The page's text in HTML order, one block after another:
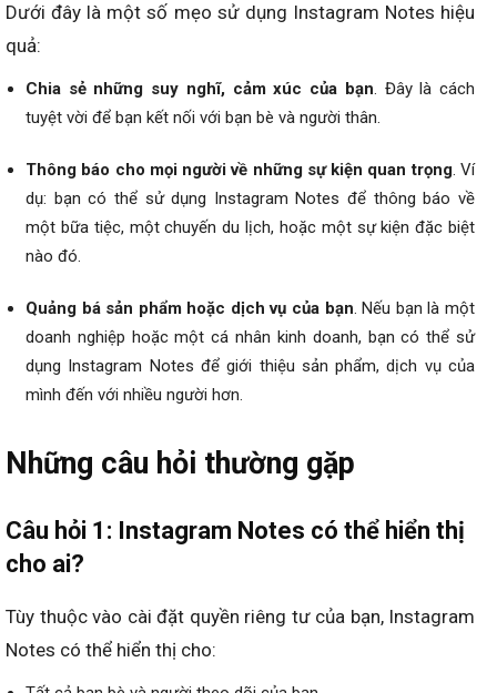
Dưới đây là một số mẹo sử dụng Instagram Notes hiệu
quả:
Chia sẻ những suy nghĩ, cảm xúc của bạn. Đây là cách
tuyệt vời để bạn kết nối với bạn bè và người thân.
Thông báo cho mọi người về những sự kiện quan trọng. Ví
dụ: bạn có thể sử dụng Instagram Notes để thông báo về
một bữa tiệc, một chuyến du lịch, hoặc một sự kiện đặc biệt
nào đó.
Quảng bá sản phẩm hoặc dịch vụ của bạn. Nếu bạn là một
doanh nghiệp hoặc một cá nhân kinh doanh, bạn có thể sử
dụng Instagram Notes để giới thiệu sản phẩm, dịch vụ của
mình đến với nhiều người hơn.
Những câu hỏi thường gặp
Câu hỏi 1: Instagram Notes có thể hiển thị
cho ai?
Tùy thuộc vào cài đặt quyền riêng tư của bạn, Instagram
Notes có thể hiển thị cho: